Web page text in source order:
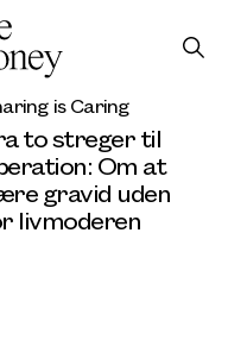
is Caring
to streger til
Om at
gravid uden
livmoderen